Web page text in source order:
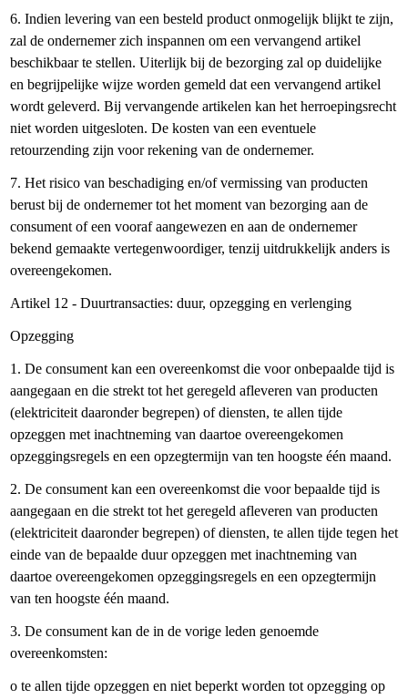
6. Indien levering van een besteld product onmogelijk blijkt te zijn,
zal de ondernemer zich inspannen om een vervangend artikel
beschikbaar te stellen. Uiterlijk bij de bezorging zal op duidelijke
en begrijpelijke wijze worden gemeld dat een vervangend artikel
wordt geleverd. Bij vervangende artikelen kan het herroepingsrecht
niet worden uitgesloten. De kosten van een eventuele
retourzending zijn voor rekening van de ondernemer.
7. Het risico van beschadiging en/of vermissing van producten
berust bij de ondernemer tot het moment van bezorging aan de
consument of een vooraf aangewezen en aan de ondernemer
bekend gemaakte vertegenwoordiger, tenzij uitdrukkelijk anders is
overeengekomen.
Artikel 12 - Duurtransacties: duur, opzegging en verlenging
Opzegging
1. De consument kan een overeenkomst die voor onbepaalde tijd is
aangegaan en die strekt tot het geregeld afleveren van producten
(elektriciteit daaronder begrepen) of diensten, te allen tijde
opzeggen met inachtneming van daartoe overeengekomen
opzeggingsregels en een opzegtermijn van ten hoogste één maand.
2. De consument kan een overeenkomst die voor bepaalde tijd is
aangegaan en die strekt tot het geregeld afleveren van producten
(elektriciteit daaronder begrepen) of diensten, te allen tijde tegen het
einde van de bepaalde duur opzeggen met inachtneming van
daartoe overeengekomen opzeggingsregels en een opzegtermijn
van ten hoogste één maand.
3. De consument kan de in de vorige leden genoemde
overeenkomsten:
o te allen tijde opzeggen en niet beperkt worden tot opzegging op